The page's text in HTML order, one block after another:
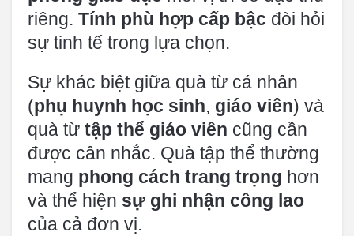
riêng. Tính phù hợp cấp bậc đòi hỏi
sự tinh tế trong lựa chọn.
Sự khác biệt giữa quà từ cá nhân
(phụ huynh học sinh, giáo viên) và
quà từ tập thể giáo viên cũng cần
được cân nhắc. Quà tập thể thường
mang phong cách trang trọng hơn
và thể hiện sự ghi nhận công lao
của cả đơn vị.